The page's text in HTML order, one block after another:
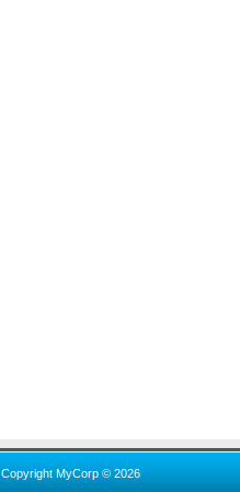
Copyright MyCorp © 2026